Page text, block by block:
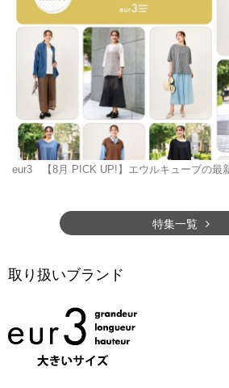
eur3 【8月 PICK UP!】エウルキューブの最
特集一覧
取り扱いブランド